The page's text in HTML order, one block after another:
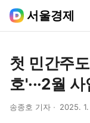
서울경제
첫 민간주
호'···2월
송종호 기자 2025.